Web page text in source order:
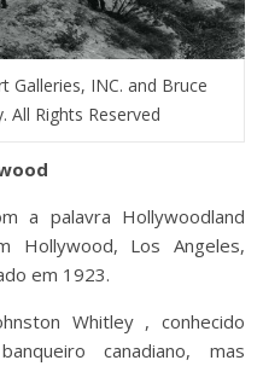
INC. and Bruce
All Rights Reserved
a palavra Hollywoodland
Hollywood, Los Angeles,
em 1923.
Whitley , conhecido
canadiano, mas